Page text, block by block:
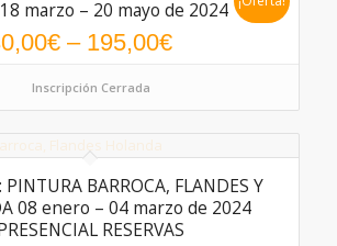
marzo – 20 mayo de 2024
€– 195,00€
Inscripción Cerrada
BARROCA, FLANDES Y
08 enero – 04 marzo de 2024
RESERVAS